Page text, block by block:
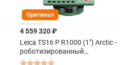
Оригинал
4 559 320 ₽
Leica TS16 P R1000 (1") Arctic -
роботизированный
тахеометр